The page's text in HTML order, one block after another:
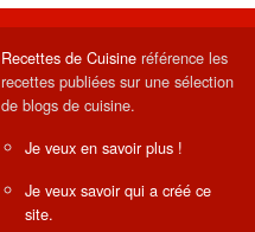
Recettes de Cuisine référence les
recettes publiées sur une sélection
de blogs de cuisine.
Je veux en savoir plus !
Je veux savoir qui a créé ce
site.